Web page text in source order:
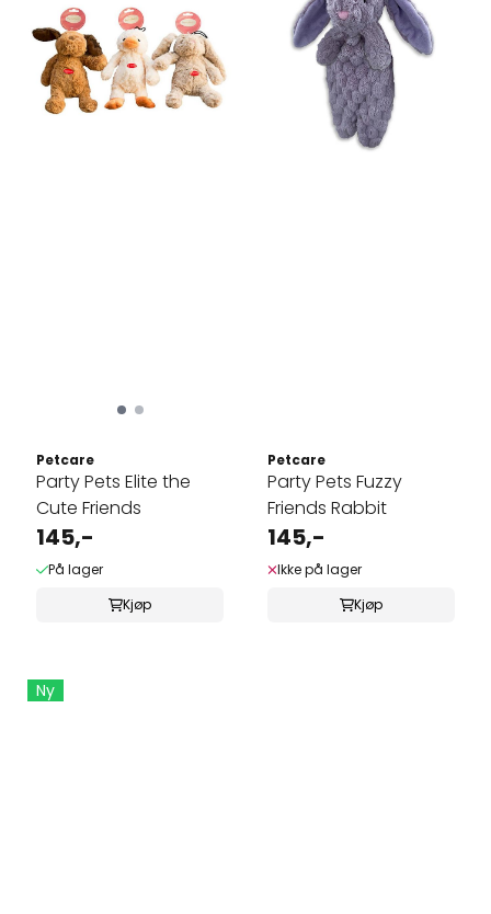
Petcare
Party Pets Elite the
Cute Friends
145,-
På lager
Kjøp
Petcare
Party Pets Fuzzy
Friends Rabbit
145,-
Ikke på lager
Kjøp
Ny